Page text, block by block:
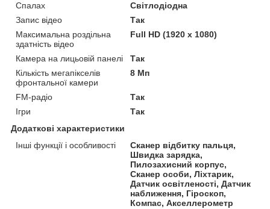
Спалах
Світлодіодна
Запис відео
Так
Максимальна роздільна
здатність відео
Full HD (1920 x 1080)
Камера на лицьовій панелі
Так
Кількість мегапікселів
фронтальної камери
8 Мп
FM-радіо
Так
Ігри
Так
Додаткові характеристики
Інші функції і особливості
Сканер відбитку пальця,
Швидка зарядка,
Пилозахисний корпус,
Сканер особи, Ліхтарик,
Датчик освітленості, Датчик
наближення, Гіроскоп,
Компас, Акселлерометр